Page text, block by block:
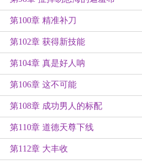
第100章 精准补刀
第102章 获得新技能
第104章 真是好人呐
第106章 这不可能
第108章 成功男人的标配
第110章 道德天尊下线
第112章 大丰收